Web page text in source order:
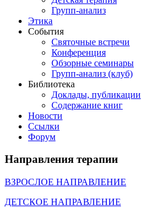
Групп-анализ
Этика
События
Святочные встречи
Конференция
Обзорные семинары
Групп-анализ (клуб)
Библиотека
Доклады, публикации
Содержание книг
Новости
Cсылки
Форум
Направления терапии
ВЗРОСЛОЕ НАПРАВЛЕНИЕ
ДЕТСКОЕ НАПРАВЛЕНИЕ